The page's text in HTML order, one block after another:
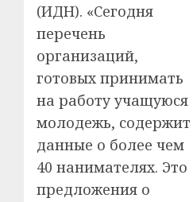
(ИДН). «Сегодня
перечень
организаций,
готовых принимать
на работу учащуюся
молодежь, содержит
данные о более чем
40 нанимателях. Это
предложения о